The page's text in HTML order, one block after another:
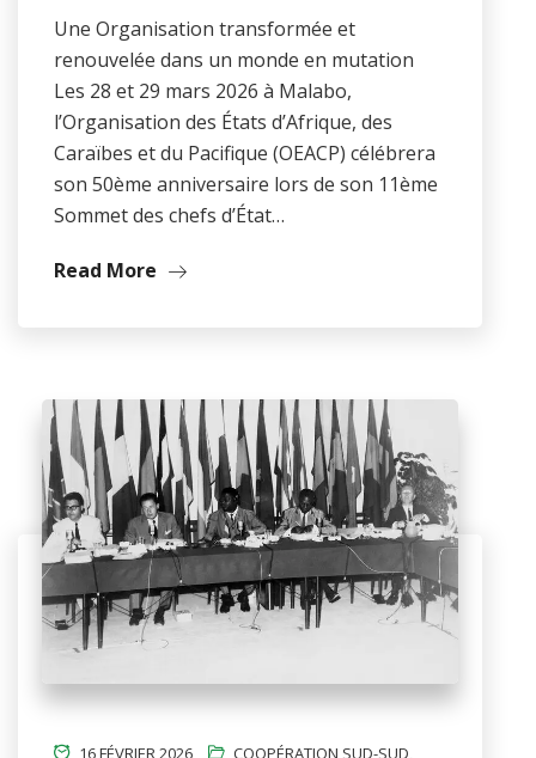
Une Organisation transformée et
renouvelée dans un monde en mutation
Les 28 et 29 mars 2026 à Malabo,
l’Organisation des États d’Afrique, des
Caraïbes et du Pacifique (OEACP) célébrera
son 50ème anniversaire lors de son 11ème
Sommet des chefs d’État…
Read More
16 FÉVRIER 2026 COOPÉRATION SUD-SUD,